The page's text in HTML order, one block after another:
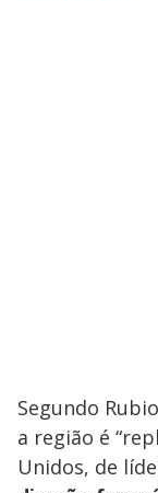
Segundo
a região é
Unidos, de